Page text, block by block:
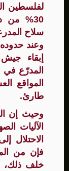
لفلسطين
سلاح
وعند
المدرّع
المواقع
طارئ.
وحيث إن
الآليات
الاحتلال
فإن من
خلف ذلك،